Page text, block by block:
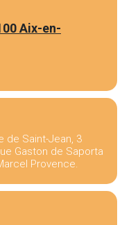
Aix-en-
de Saint-Jean, 3
Gaston de Saporta
Provence.